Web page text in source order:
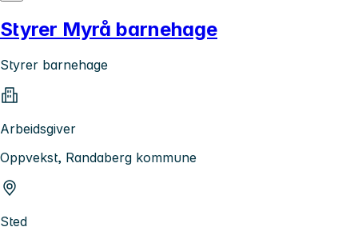
Styrer Myrå barnehage
Styrer barnehage
Arbeidsgiver
Oppvekst, Randaberg kommune
Sted